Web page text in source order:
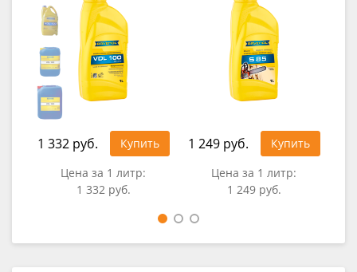
1 332 руб.
Купить
Цена за 1 литр:
1 332 руб.
1 249 руб.
Купить
Цена за 1 литр:
1 249 руб.